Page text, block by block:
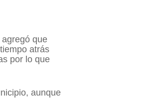
que
atrás
por lo que
aunque